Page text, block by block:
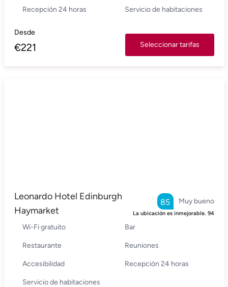
Recepción 24 horas Servicio de habitaciones
Desde
€221 Seleccionar tarifas
Leonardo Hotel Edinburgh
Haymarket
Muy bueno
85
La ubicación es inmejorable. 94
Wi-Fi gratuito Bar
Restaurante Reuniones
Accesibilidad Recepción 24 horas
Servicio de habitaciones